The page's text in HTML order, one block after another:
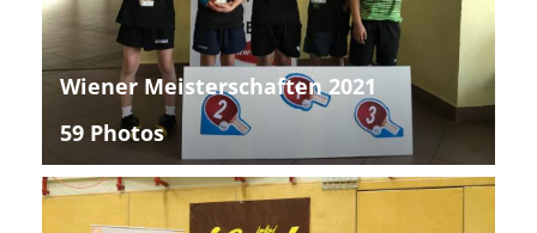
Wiener Meisterschaften 2021
59 Photos